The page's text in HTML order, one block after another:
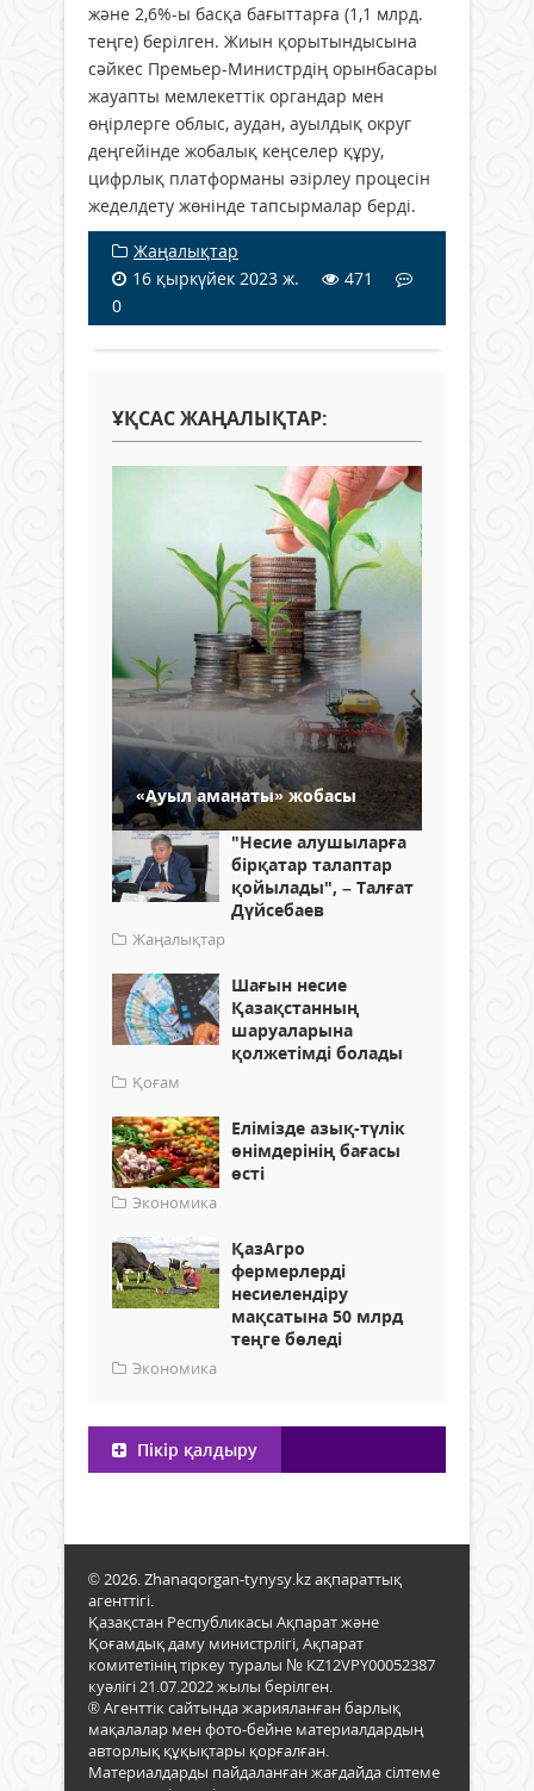
және 2,6%-ы басқа бағыттарға (1,1 млрд.
теңге) берілген. Жиын қорытындысына
сәйкес Премьер-Министрдің орынбасары
жауапты мемлекеттік органдар мен
өңірлерге облыс, аудан, ауылдық округ
деңгейінде жобалық кеңселер құру,
цифрлық платформаны әзірлеу процесін
жеделдету жөнінде тапсырмалар берді.
Жаңалықтар
16 қыркүйек 2023 ж.
471
0
ҰҚСАС ЖАҢАЛЫҚТАР:
«Ауыл аманаты» жобасы
"Несие алушыларға
бірқатар талаптар
қойылады", – Талғат
Дүйсебаев
Жаңалықтар
Шағын несие
Қазақстанның
шаруаларына
қолжетімді болады
Қоғам
Елімізде азық-түлік
өнімдерінің бағасы
өсті
Экономика
ҚазАгро
фермерлерді
несиелендіру
мақсатына 50 млрд
теңге бөледі
Экономика
Пікір қалдыру
© 2026. Zhanaqorgan-tynysy.kz ақпараттық
агенттігі.
Қазақстан Республикасы Ақпарат және
Қоғамдық даму министрлігі, Ақпарат
комитетінің тіркеу туралы № KZ12VPY00052387
куәлігі 21.07.2022 жылы берілген.
® Агенттік сайтында жарияланған барлық
мақалалар мен фото-бейне материалдардың
авторлық құқықтары қорғалған.
Материалдарды пайдаланған жағдайда сілтеме